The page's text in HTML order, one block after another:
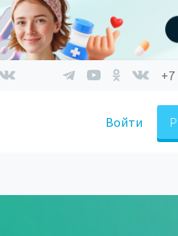
+7
Войти